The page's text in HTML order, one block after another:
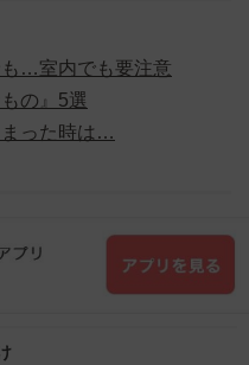
…室内でも要注意
の』5選
まった時は…